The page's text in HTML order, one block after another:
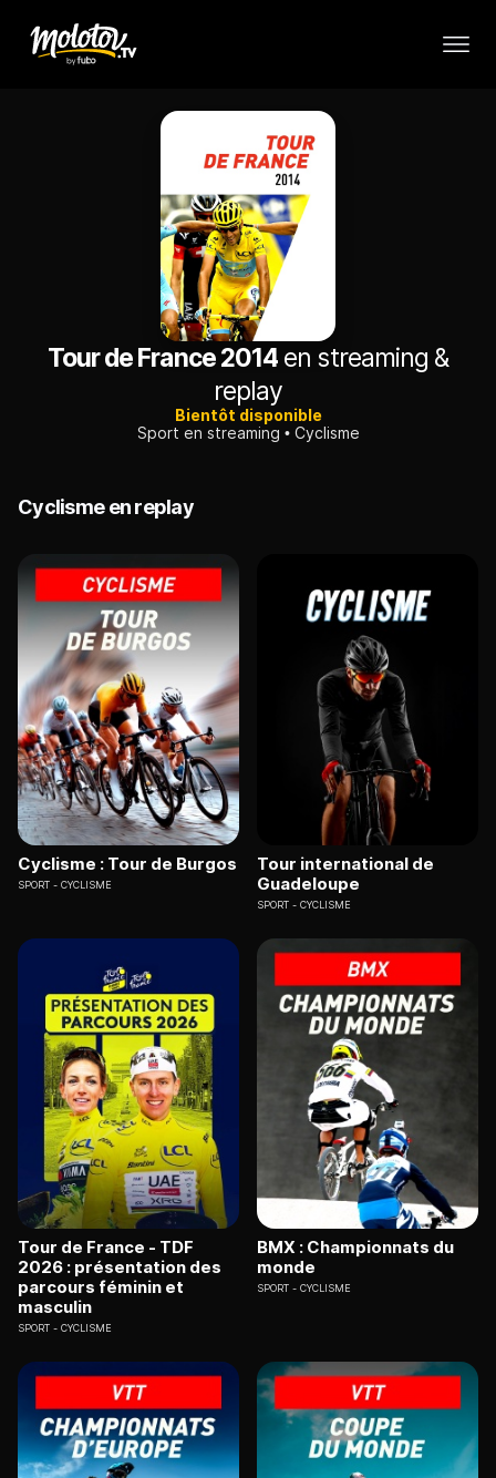
Tour de France 2014 en streaming &
replay
Bientôt disponible
Sport en streaming
Cyclisme
Cyclisme en replay
Cyclisme : Tour de Burgos
SPORT CYCLISME
Tour international de
Guadeloupe
SPORT CYCLISME
Tour de France - TDF
2026 : présentation des
parcours féminin et
masculin
SPORT CYCLISME
BMX : Championnats du
monde
SPORT CYCLISME